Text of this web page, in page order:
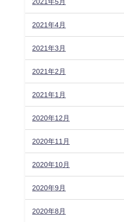
2021年4月
2021年3月
2021年2月
2021年1月
2020年12月
2020年11月
2020年10月
2020年9月
2020年8月